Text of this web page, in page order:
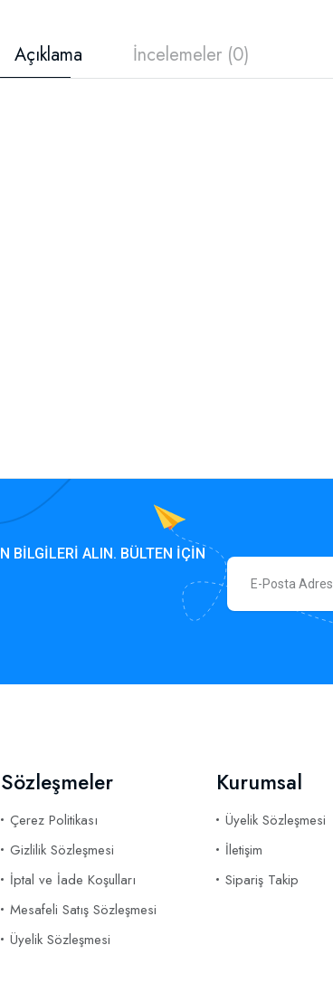
Açıklama İncelemeler (0)
BILGILERI ALIN. BÜLTEN IÇIN
Sözleşmeler
Çerez Politikası
Gizlilik Sözleşmesi
İptal ve İade Koşulları
Mesafeli Satış Sözleşmesi
Üyelik Sözleşmesi
Kurumsal
Üyelik Sözleşmesi
İletişim
Sipariş Takip